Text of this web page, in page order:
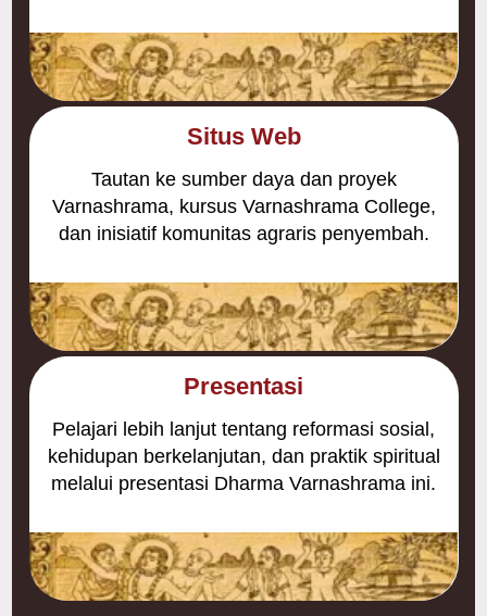
Situs Web
Tautan ke sumber daya dan proyek
Varnashrama, kursus Varnashrama College,
dan inisiatif komunitas agraris penyembah.
Presentasi
Pelajari lebih lanjut tentang reformasi sosial,
kehidupan berkelanjutan, dan praktik spiritual
melalui presentasi Dharma Varnashrama ini.